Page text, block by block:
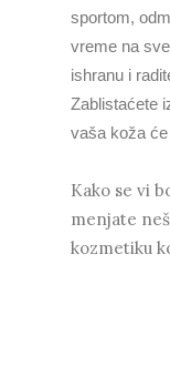
sportom,
vreme na
ishranu i
Zablistaćete
vaša koža
Kako se vi
menjate
kozmetiku